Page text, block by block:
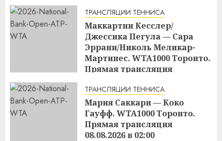
ТРАНСЛЯЦИИ ТЕННИСА
Маккартни Кесслер/
Джессика Пегула — Сара
Эррани/Николь Меликар-
Мартинес. WTA1000 Торонто.
Прямая трансляция
16:45 07.08.2026
ТРАНСЛЯЦИИ ТЕННИСА
Мария Саккари — Коко
Гауфф. WTA1000 Торонто.
Прямая трансляция
08.08.2026 в 02:00